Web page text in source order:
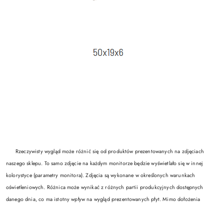
Rzeczywisty wygląd może różnić się od produktów prezentowanych na zdjęciach
naszego sklepu. To samo zdjęcie na każdym monitorze będzie wyświetlało się w innej
kolorystyce (parametry monitora). Zdjęcia są wykonane w określonych warunkach
oświetleniowych. Różnica może wynikać z różnych partii produkcyjnych dostępnych
danego dnia, co ma istotny wpływ na wygląd prezentowanych płyt. Mimo dołożenia